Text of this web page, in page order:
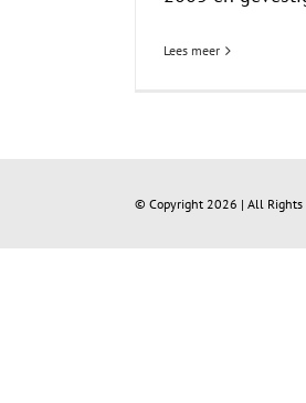
Lees meer
© Copyright 2026 | All Rights